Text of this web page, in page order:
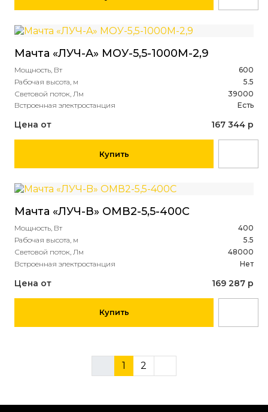
Мачта «ЛУЧ-A» МОУ-5,5-1000М-2,9
Мощность, Вт
600
Рабочая высота, м
5.5
Световой поток, Лм
39000
Встроенная электростанция
Есть
Цена от 167 344 р
Купить
Мачта «ЛУЧ-B» ОМВ2-5,5-400С
Мощность, Вт
400
Рабочая высота, м
5.5
Световой поток, Лм
48000
Встроенная электростанция
Нет
Цена от 169 287 р
Купить
1 2